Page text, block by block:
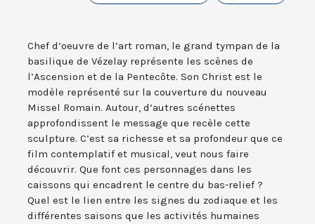
Chef d’oeuvre de l’art roman, le grand tympan de la
basilique de Vézelay représente les scènes de
l’Ascension et de la Pentecôte. Son Christ est le
modèle représenté sur la couverture du nouveau
Missel Romain. Autour, d’autres scénettes
approfondissent le message que recèle cette
sculpture. C’est sa richesse et sa profondeur que ce
film contemplatif et musical, veut nous faire
découvrir. Que font ces personnages dans les
caissons qui encadrent le centre du bas-relief ?
Quel est le lien entre les signes du zodiaque et les
différentes saisons que les activités humaines